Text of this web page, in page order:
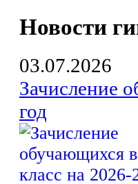
Новости
03.07.2026
Зачисление
год